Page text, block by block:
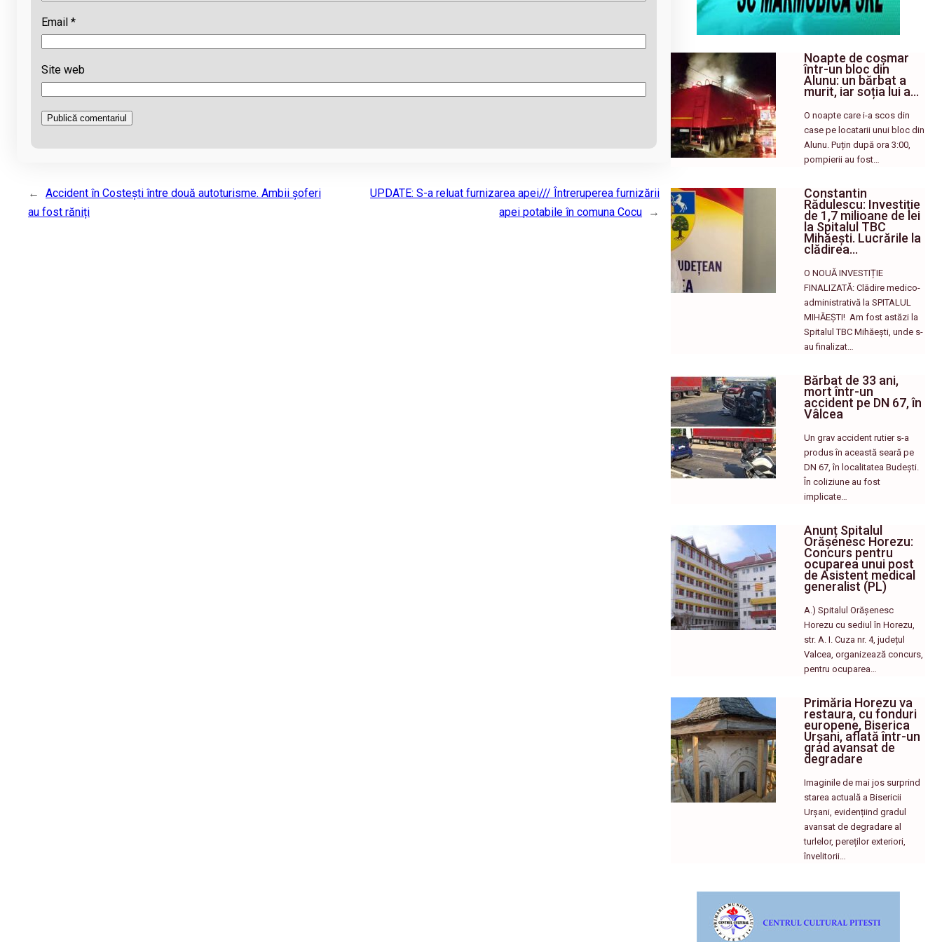
Email *
Site web
←
Accident în Costești între două autoturisme. Ambii șoferi
au fost răniți
UPDATE: S-a reluat furnizarea apei/// Întreruperea furnizării
apei potabile în comuna Cocu
→
Noapte de coșmar
într-un bloc din
Alunu: un bărbat a
murit, iar soția lui a…
O noapte care i-a scos din
case pe locatarii unui bloc din
Alunu. Puțin după ora 3:00,
pompierii au fost…
Constantin
Rădulescu: Investiție
de 1,7 milioane de lei
la Spitalul TBC
Mihăești. Lucrările la
clădirea…
O NOUĂ INVESTIȚIE
FINALIZATĂ: Clădire medico-
administrativă la SPITALUL
MIHĂEȘTI! ​ Am fost astăzi la
Spitalul TBC Mihăești, unde s-
au finalizat…
Bărbat de 33 ani,
mort într-un
accident pe DN 67, în
Vâlcea
Un grav accident rutier s-a
produs în această seară pe
DN 67, în localitatea Budești.
În coliziune au fost
implicate…
Anunț Spitalul
Orășenesc Horezu:
Concurs pentru
ocuparea unui post
de Asistent medical
generalist (PL)
A.) Spitalul Orășenesc
Horezu cu sediul în Horezu,
str. A. I. Cuza nr. 4, județul
Valcea, organizează concurs,
pentru ocuparea…
Primăria Horezu va
restaura, cu fonduri
europene, Biserica
Urșani, aflată într-un
grad avansat de
degradare
Imaginile de mai jos surprind
starea actuală a Bisericii
Urșani, evidențiind gradul
avansat de degradare al
turlelor, pereților exteriori,
învelitorii…